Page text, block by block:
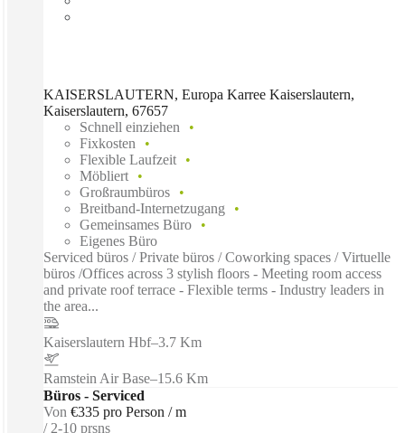
KAISERSLAUTERN, Europa Karree Kaiserslautern,
Kaiserslautern, 67657
Schnell einziehen
Fixkosten
Flexible Laufzeit
Möbliert
Großraumbüros
Breitband-Internetzugang
Gemeinsames Büro
Eigenes Büro
Serviced büros / Private büros / Coworking spaces / Virtuelle
büros /Offices across 3 stylish floors - Meeting room access
and private roof terrace - Flexible terms - Industry leaders in
the area...
Kaiserslautern Hbf–3.7 Km
Ramstein Air Base–15.6 Km
Büros - Serviced
Von €335 pro Person / m
2-10 prsns